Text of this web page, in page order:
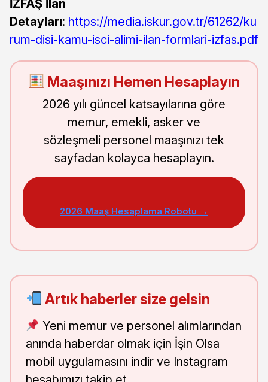
İZFAŞ İlan
Detayları: https://media.iskur.gov.tr/61262/ku
rum-disi-kamu-isci-alimi-ilan-formlari-izfas.pdf
Maaşınızı Hemen Hesaplayın
2026 yılı güncel katsayılarına göre
memur, emekli, asker ve
sözleşmeli personel maaşınızı tek
sayfadan kolayca hesaplayın.
2026 Maaş Hesaplama Robotu →
Artık haberler size gelsin
Yeni memur ve personel alımlarından
anında haberdar olmak için İşin Olsa
mobil uygulamasını indir ve Instagram